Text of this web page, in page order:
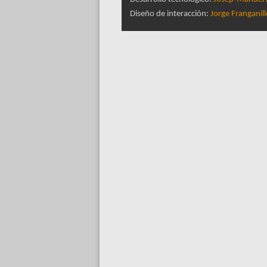
Diseño de interacción: Jorge